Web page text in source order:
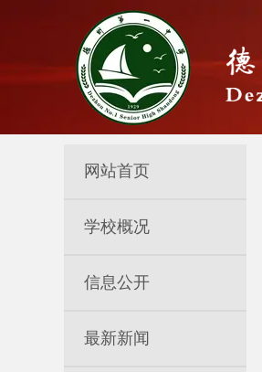
网站首页
学校概况
信息公开
最新新闻